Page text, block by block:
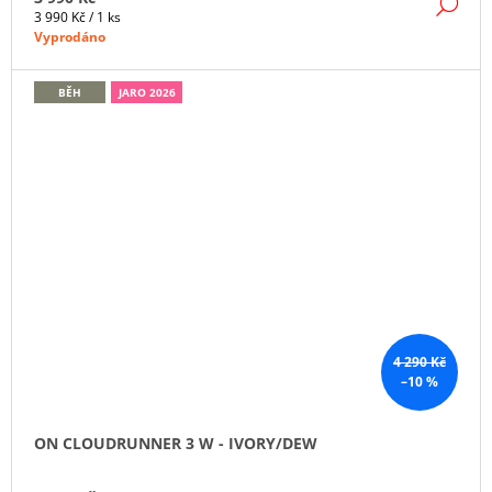
Měrná
cena:
3 990 Kč / 1 ks
Vyprodáno
4 290 Kč
–10 %
BĚH JARO 2026
ON CLOUDRUNNER 3 W - IVORY/DEW